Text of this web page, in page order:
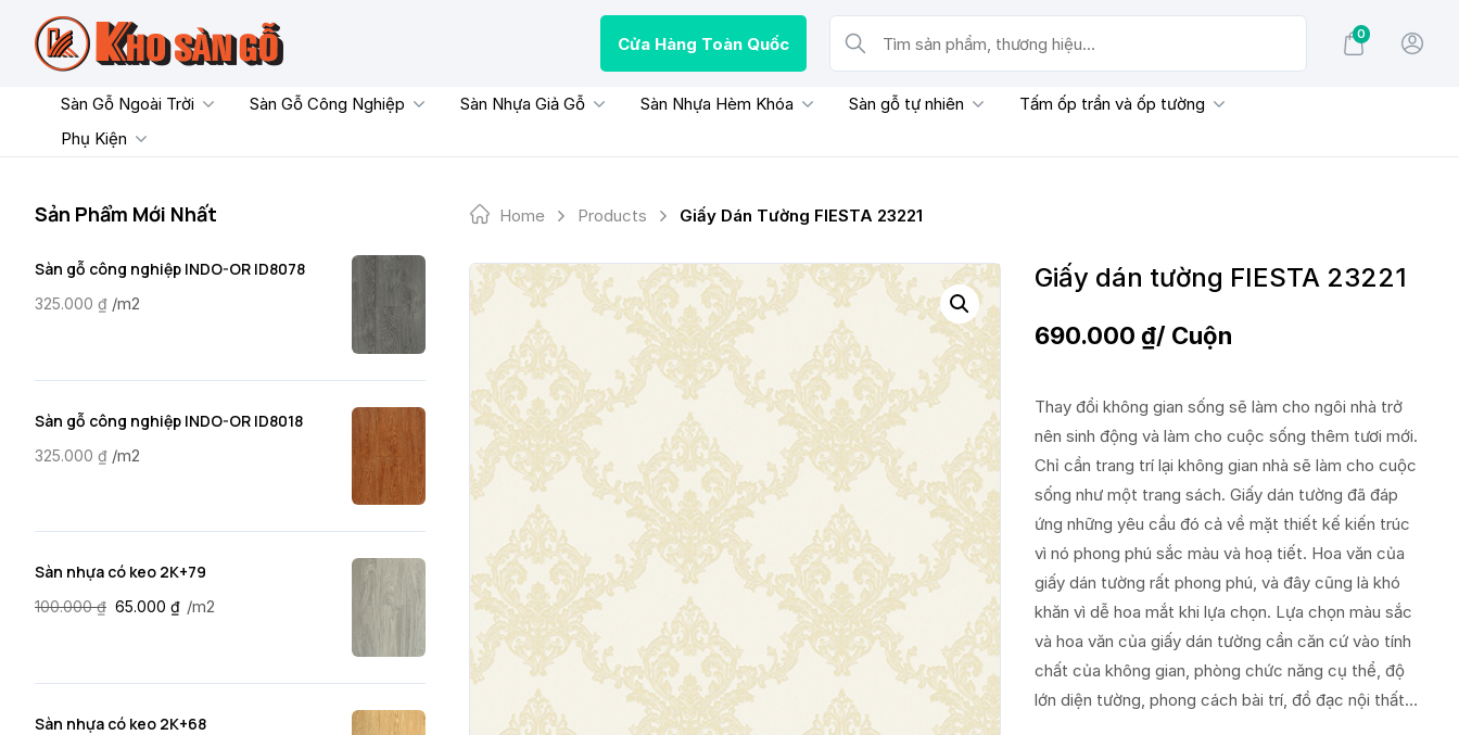
content
Cửa Hàng Toàn Quốc
Tìm sản phẩm, thương hiệu...
0
Sàn Gỗ Ngoài Trời Sàn Gỗ Công Nghiệp Sàn Nhựa Giả Gỗ Sàn Nhựa Hèm Khóa Sàn gỗ tự nhiên
Tấm ốp trần và ốp tường
Phụ Kiện
Home Products Giấy Dán Tường FIESTA 23221
Giấy dán tường FIESTA 23221
690.000 ₫/ Cuộn
Thay đổi không gian sống sẽ làm cho ngôi nhà trở
nên sinh động và làm cho cuộc sống thêm tươi mới.
Chỉ cần trang trí lại không gian nhà sẽ làm cho cuộc
sống như một trang sách. Giấy dán tường đã đáp
ứng những yêu cầu đó cả về mặt thiết kế kiến trúc
vì nó phong phú sắc màu và hoạ tiết. Hoa văn của
giấy dán tường rất phong phú, và đây cũng là khó
khăn vì dễ hoa mắt khi lựa chọn. Lựa chọn màu sắc
và hoa văn của giấy dán tường cần căn cứ vào tính
chất của không gian, phòng chức năng cụ thể, độ
lớn diện tường, phong cách bài trí, đồ đạc nội thất…
Sản Phẩm Mới Nhất
Sàn gỗ công nghiệp INDO-OR ID8078
325.000 ₫ /m2
Sàn gỗ công nghiệp INDO-OR ID8018
325.000 ₫ /m2
Sàn nhựa có keo 2K+79
100.000₫ 65.000 ₫ /m2
Sàn nhựa có keo 2K+68